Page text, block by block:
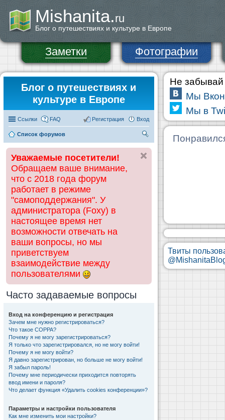
Mishanita.ru
Блог о путешествиях и культуре в Европе
Заметки Фотографии
Блог о путешествиях и
культуре в Европе
Ссылки FAQ Вход
Регистрация
Список форумов
ск
Уважаемые посетители!
Обращаем ваше внимание,
что с 2018 года форум
работает в режиме
"самоподдержания". У
администратора (Foxy) в
настоящее время нет
возможности отвечать на
ваши вопросы, но мы
приветствуем
взаимодействие между
пользователями
Часто задаваемые вопросы
Вход на конференцию и регистрация
Зачем мне нужно регистрироваться?
Что такое COPPA?
Почему я не могу зарегистрироваться?
Я только что зарегистрировался, но не могу войти!
Почему я не могу войти?
Я давно зарегистрирован, но больше не могу войти!
Я забыл пароль!
Почему мне периодически приходится повторять
ввод имени и пароля?
Что делает функция «Удалить cookies конференции»?
Параметры и настройки пользователя
Как мне изменить мои настройки?
Не забывай
Мы
Мы в
Твиты